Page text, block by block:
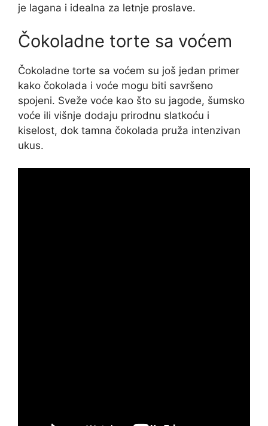
je lagana i idealna za letnje proslave.
Čokoladne torte sa voćem
Čokoladne torte sa voćem su još jedan primer
kako čokolada i voće mogu biti savršeno
spojeni. Sveže voće kao što su jagode, šumsko
voće ili višnje dodaju prirodnu slatkoću i
kiselost, dok tamna čokolada pruža intenzivan
ukus.